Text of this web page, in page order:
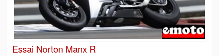
Essai Norton Manx R